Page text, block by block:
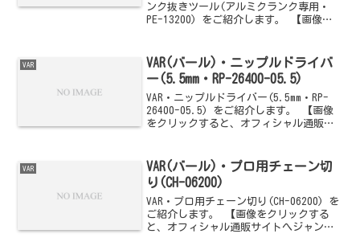
ンク抜きツール(アルミクランク専用・
PE-13200) をご紹介します。 【画像を
VAR
VAR(バール)・ニップルドライバ
ー(5.5mm・RP-26400-05.5)
VAR・ニップルドライバー(5.5mm・RP-
26400-05.5) をご紹介します。 【画像
をクリックすると、オフィシャル通販サ
VAR
VAR(バール)・プロ用チェーン切
り(CH-06200)
VAR・プロ用チェーン切り(CH-06200) を
ご紹介します。 【画像をクリックする
と、オフィシャル通販サイトへジャンプ